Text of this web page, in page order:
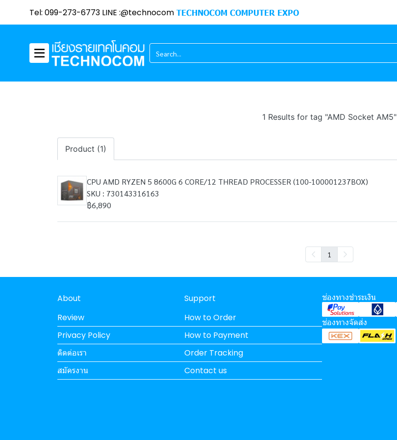
Tel: 099-273-6773 LINE :@technocom TECHNOCOM COMPUTER EXPO
1 Results for tag "AMD Socket AM5"
Product (1)
CPU AMD RYZEN 5 8600G 6 CORE/12 THREAD PROCESSER (100-100001237BOX)
SKU : 730143316163
฿6,890
1
About
Review
Privacy Policy
ติดต่อเรา
สมัครงาน
Support
How to Order
How to Payment
Order Tracking
Contact us
ช่องทางชำระเงิน
ช่องทางจัดส่ง